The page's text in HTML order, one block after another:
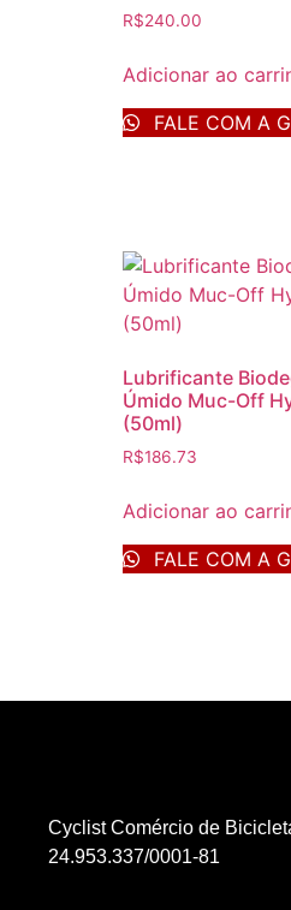
R$240.00
Adicionar ao
FALE COM A
Lubrificante
Úmido Muc-Off
(50ml)
R$186.73
Adicionar ao
FALE COM A
Cyclist Comércio de
24.953.337/0001-81